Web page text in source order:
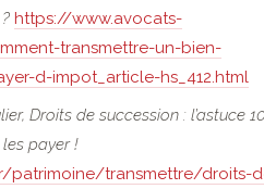
https://www.avocats-
transmettre-un-bien-
d-impot_article-hs_412.html
Droits de succession : l’astuce
payer !
patrimoine/transmettre/droits-